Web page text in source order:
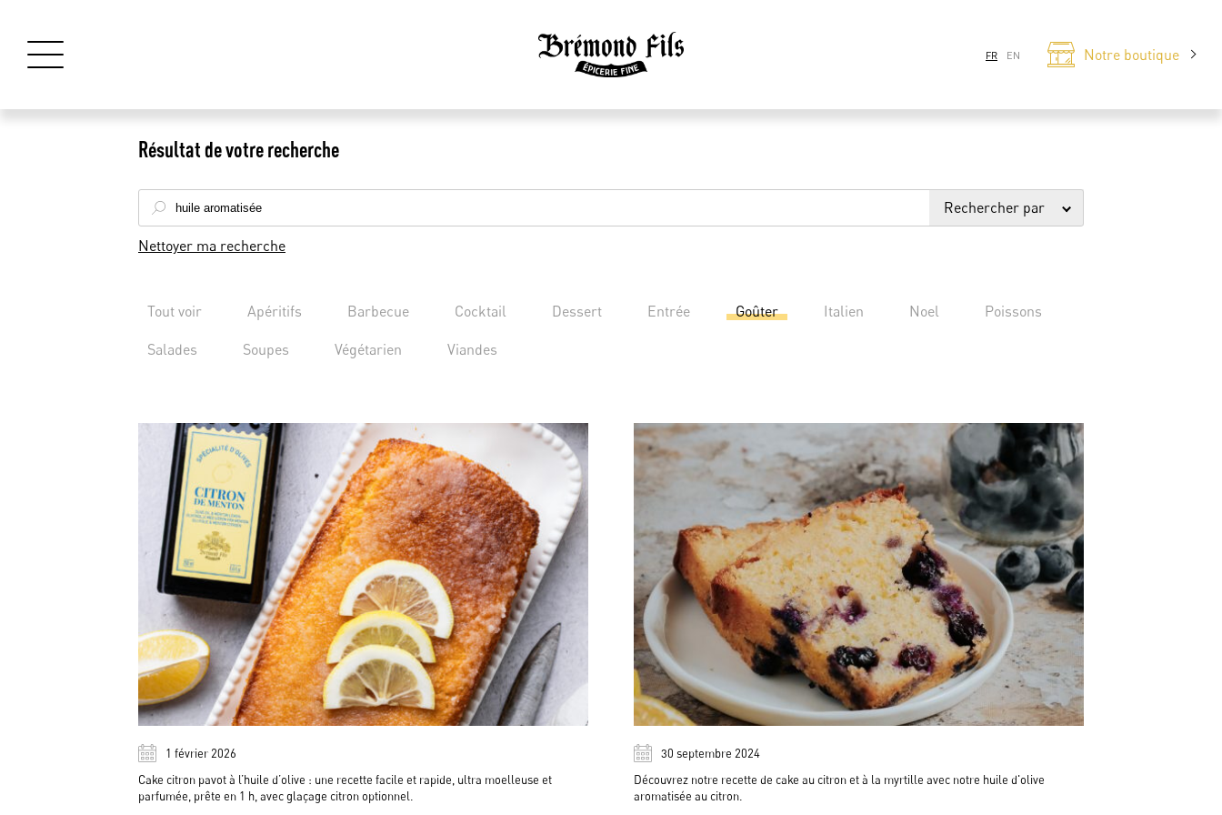
FR EN Notre boutique
Résultat de votre recherche
Rechercher par
Nettoyer ma recherche
Tout voir Apéritifs Barbecue Cocktail Dessert Entrée Goûter Italien Noel Poissons
Salades Soupes Végétarien Viandes
1 février 2026
Cake citron pavot à l’huile d’olive : une recette facile et rapide, ultra moelleuse et
parfumée, prête en 1 h, avec glaçage citron optionnel.
30 septembre 2024
Découvrez notre recette de cake au citron et à la myrtille avec notre huile d'olive
aromatisée au citron.